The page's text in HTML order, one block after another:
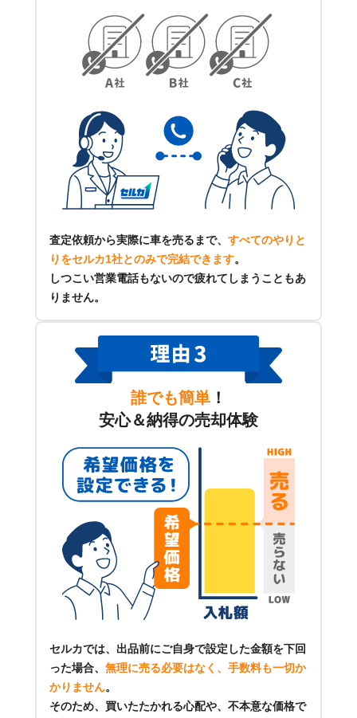
査定依頼から実際に車を売るまで、 すべてのやりと
りをセルカ1社とのみで完結できます。
しつこい営業電話もないので疲れてしまうこともあ
りません。
誰でも簡単 ！
安心＆納得の売却体験
セルカでは、出品前にご自身で設定した金額を下回
った場合、 無理に売る必要はなく、手数料も一切か
かりません。
そのため、買いたたかれる心配や、不本意な価格で